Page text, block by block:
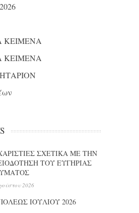
ΚΕΙΜΕΝΑ
ΚΕΙΜΕΝΑ
ΣΧΕΤΙΚΑ ΜΕ ΤΗΝ
ΤΟΥ ΕΥΓΗΡΙΑΣ
2026
ΙΟΥΛΙΟΥ 2026